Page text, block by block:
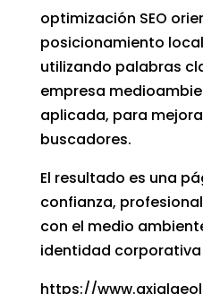
optimización SEO
posicionamiento
utilizando palabras
empresa
aplicada, para
buscadores.
El resultado es una
confianza,
con el medio
identidad corporativa
https://